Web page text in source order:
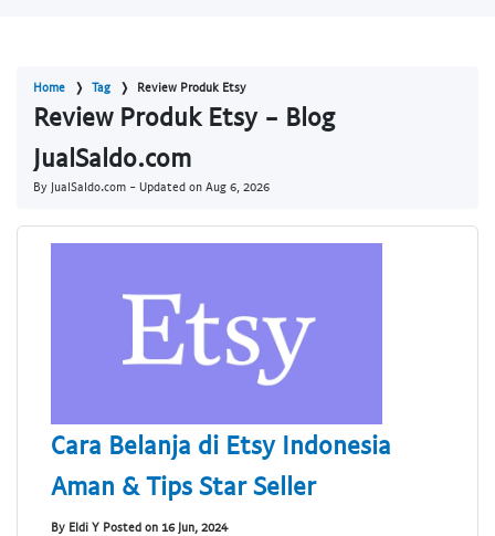
Home Tag Review Produk Etsy
Review Produk Etsy - Blog
JualSaldo.com
By JualSaldo.com - Updated on Aug 6, 2026
Cara Belanja di Etsy Indonesia
Aman & Tips Star Seller
By Eldi Y Posted on 16 Jun, 2024